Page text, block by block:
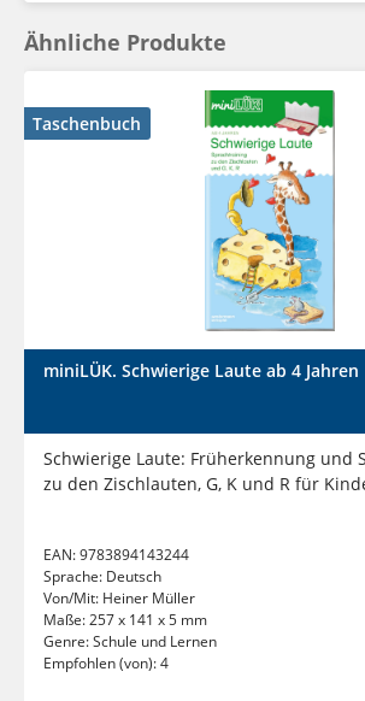
Ähnliche Produkte
Taschenbuch
miniLÜK. Schwierige Laute ab 4 Jahren
Schwierige Laute: Früherkennung und
zu den Zischlauten, G, K und R für
EAN:9783894143244
Sprache: Deutsch
Von/Mit: Heiner Müller
Maße:257 x 141 x 5 mm
Genre:Schule und Lernen
Empfohlen (von):4